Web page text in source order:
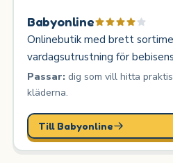
Babyonline
Onlinebutik med brett
vardagsutrustning för
Passar:dig som vill hitta
kläderna.
Till Babyonline